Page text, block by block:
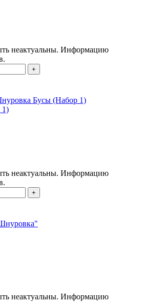
неактуальны. Информацию
+
1)
неактуальны. Информацию
+
неактуальны. Информацию